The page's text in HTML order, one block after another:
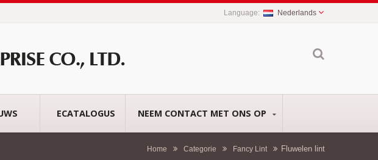
Nederlands
ECATALOGUS NEEM CONTACT MET ONS OP
Home Categorie Fancy Lint Fluwelen lint